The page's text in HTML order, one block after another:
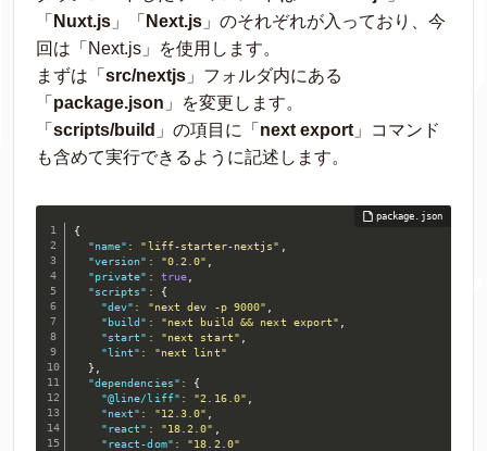
「 Nuxt.js 」「 Next.js 」のそれぞれが入っており、今
回は「Next.js」を使用します。
まずは「 src/nextjs 」フォルダ内にある
「 package.json 」を変更します。
「 scripts/build 」の項目に「 next export 」コマンド
も含めて実行できるように記述します。
{
"name" : "liff-starter-nextjs"
"version" : "0.2.0"
"private" : true
"scripts" :
{
"dev" : "next dev -p 9000"
"build" : "next build && next export"
"start" : "next start"
"lint" :
"next lint"
}
"dependencies" :
{
"@line/liff" : "2.16.0"
"next" : "12.3.0"
"react" : "18.2.0"
"react-dom" :
"18.2.0"